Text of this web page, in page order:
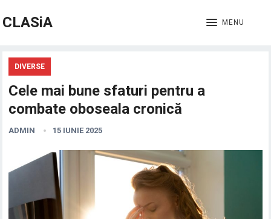
CLASiA MENU
DIVERSE
Cele mai bune sfaturi pentru a
combate oboseala cronică
ADMIN 15 IUNIE 2025